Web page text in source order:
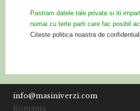
Pastram datele tale private si iti
numai cu terte parti care fac posibil
Citeste politica noastra de
info@masiniverzi.com
Romania